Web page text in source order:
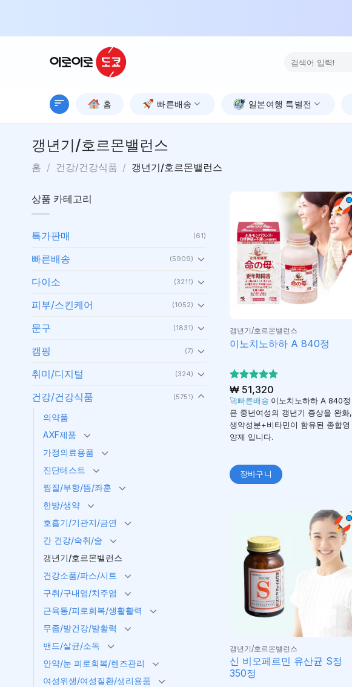
content
색:
홈 빠른배송 일본여행 특별전
갱년기/호르몬밸런스
홈 / 건강/건강식품 / 갱년기/호르몬밸런스
상품 카테고리
특가판매 (61)
빠른배송 (5909)
다이소 (3211)
피부/스킨케어 (1052)
문구 (1831)
캠핑 (7)
취미/디지털 (324)
건강/건강식품 (5751)
의약품
AXF제품
가정의료용품
진단테스트
찜질/부항/뜸/좌훈
한방/생약
호흡기/기관지/금연
간 건강/숙취/술
갱년기/호르몬밸런스
건강소품/파스/시트
구취/구내염/치주염
근육통/피로회복/생활활력
무좀/발건강/발활력
밴드/살균/소독
안약/눈 피로회복/렌즈관리
여성위생/여성질환/생리용품
갱년기/호르몬밸런스
이노치노하하 A 840정
5 중에서
4.89로 평
가됨
₩ 51,320
🚀빠른배송 이노치노하하 A 840정
은 중년여성의 갱년기 증상을 완화,
생약성분+비타민이 함유된 종합영
양제 입니다.
장바구니
갱년기/호르몬밸런스
신 비오페르민 유산균 S정
350정